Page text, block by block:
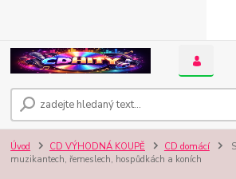
Úvod CD VÝHODNÁ KOUPĚ CD domácí
muzikantech, řemeslech, hospůdkách a koních